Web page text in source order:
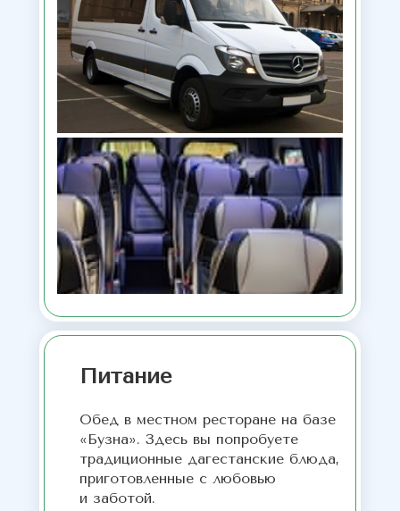
Обед в местном ресторане на базе
«Бузна». Здесь вы попробуете
традиционные дагестанские блюда,
приготовленные с любовью
и заботой.
Питание